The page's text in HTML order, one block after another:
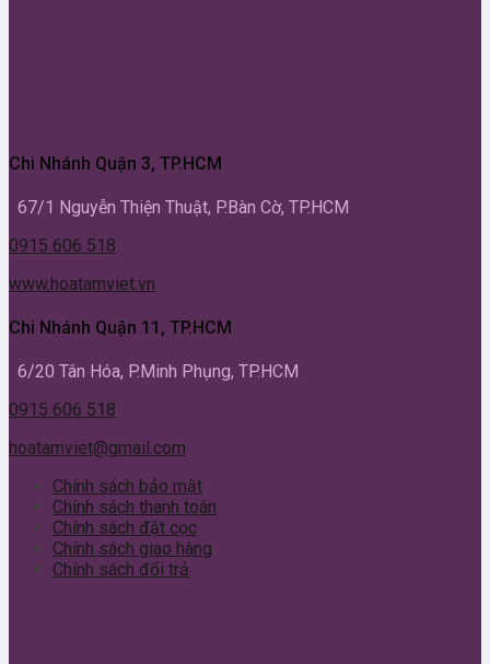
Chi Nhánh Quận 3, TP.HCM
67/1 Nguyễn Thiện Thuật, P.Bàn Cờ, TP.HCM
0915 606 518
www.hoatamviet.vn
Chi Nhánh Quận 11, TP.HCM
6/20 Tân Hóa, P.Minh Phụng, TP.HCM
0915 606 518
hoatamviet@gmail.com
Chính sách bảo mật
Chính sách thanh toán
Chính sách đặt cọc
Chính sách giao hàng
Chính sách đổi trả